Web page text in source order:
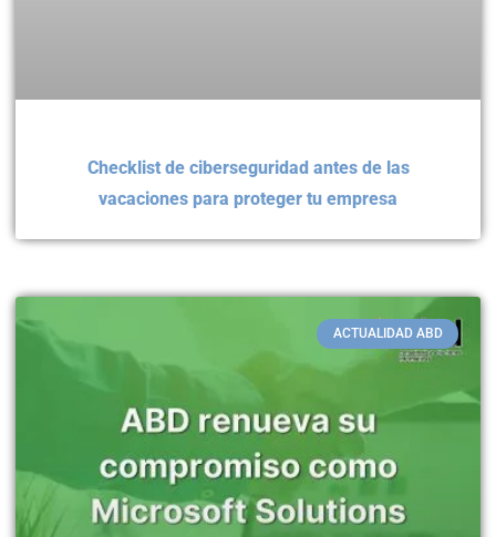
Checklist de ciberseguridad antes de las
vacaciones para proteger tu empresa
ACTUALIDAD ABD